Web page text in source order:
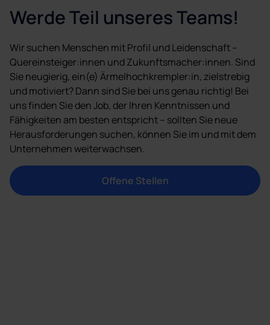
Kununu Culligan Unternehmenskultur
Werde Teil unseres Teams!
Wir suchen Menschen mit Profil und Leidenschaft –
Quereinsteiger:innen und Zukunftsmacher:innen. Sind
Sie neugierig, ein(e) Ärmelhochkrempler:in, zielstrebig
und motiviert? Dann sind Sie bei uns genau richtig! Bei
uns finden Sie den Job, der Ihren Kenntnissen und
Fähigkeiten am besten entspricht – sollten Sie neue
Herausforderungen suchen, können Sie im und mit dem
Unternehmen weiterwachsen.
Offene Stellen